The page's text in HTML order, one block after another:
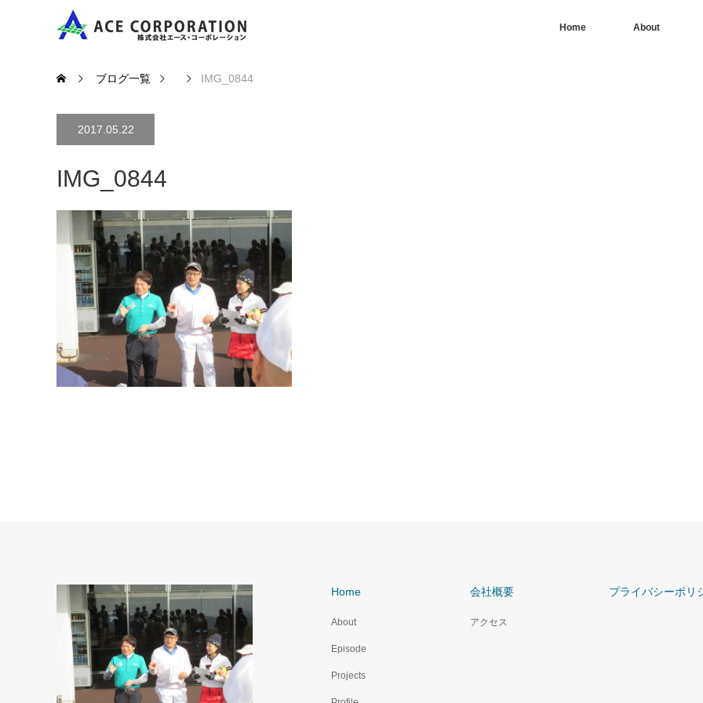
Home About
ブログ一覧 IMG_0844
2017.05.22
IMG_0844
Home
About
Episode
Projects
会社概要
アクセス
プライバシーポリ